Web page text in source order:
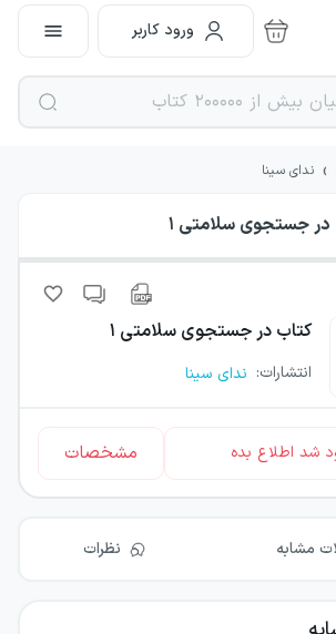
ورود کاربر
› ندای سینا
در جستجوی سلامتی ۱
کتاب در جستجوی سلامتی ۱
انتشارات: ندای سینا
شد اطلاع بده مشخصات
مشابه نظرات